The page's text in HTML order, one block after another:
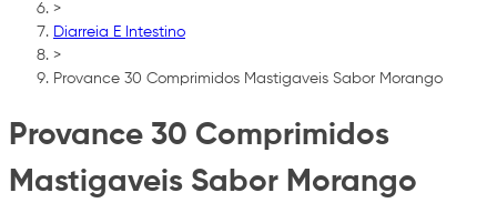
>
Diarreia E Intestino
>
Provance 30 Comprimidos Mastigaveis Sabor Morango
Provance 30 Comprimidos
Mastigaveis Sabor Morango